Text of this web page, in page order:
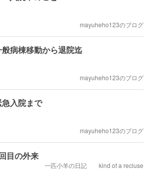
mayuheho123のブログ
般病棟移動から退院迄
mayuheho123のブログ
急入院まで
mayuheho123のブログ
目の外来
一匹小羊の日記 kind of a recluse